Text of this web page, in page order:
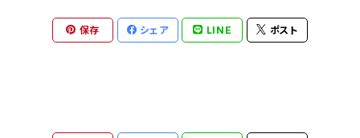
保存 シェア LINE ポスト